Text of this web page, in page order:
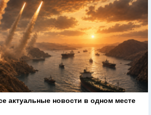
актуальные новости в одном месте